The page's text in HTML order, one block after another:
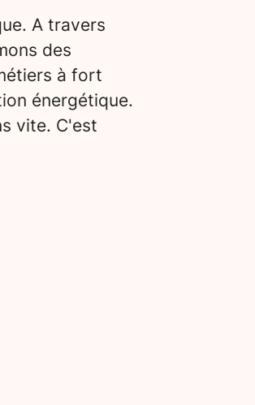
A travers
des
à fort
énergétique.
vite. C'est